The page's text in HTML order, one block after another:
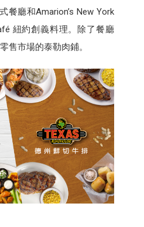
餐廳和Amarion’s New York
紐約創義料理。除了餐廳
售市場的泰勒肉鋪。